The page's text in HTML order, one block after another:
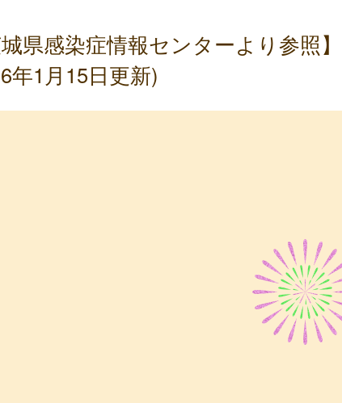
県感染症情報センターより参照】
年1月15日更新)